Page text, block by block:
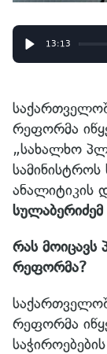
Play
13:13
რეფორმა
„სახალხო
ანალიტიკის
სულაბერიძემ
რას მოიცავს
რეფორმა?
რეფორმა